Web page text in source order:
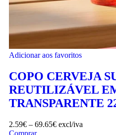
Adicionar aos favoritos
COPO CERVEJA
REUTILIZÁVEL
TRANSPARENTE
2.59€ – 69.65€ excl/iva
Comprar